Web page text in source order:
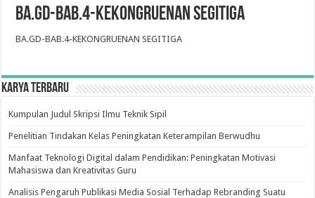
BA.GD-BAB.4-KEKONGRUENAN SEGITIGA
BA.GD-BAB.4-KEKONGRUENAN SEGITIGA
Karya Terbaru
Kumpulan Judul Skripsi Ilmu Teknik Sipil
Penelitian Tindakan Kelas Peningkatan Keterampilan Berwudhu
Manfaat Teknologi Digital dalam Pendidikan: Peningkatan Motivasi
Mahasiswa dan Kreativitas Guru
Analisis Pengaruh Publikasi Media Sosial Terhadap Rebranding Suatu